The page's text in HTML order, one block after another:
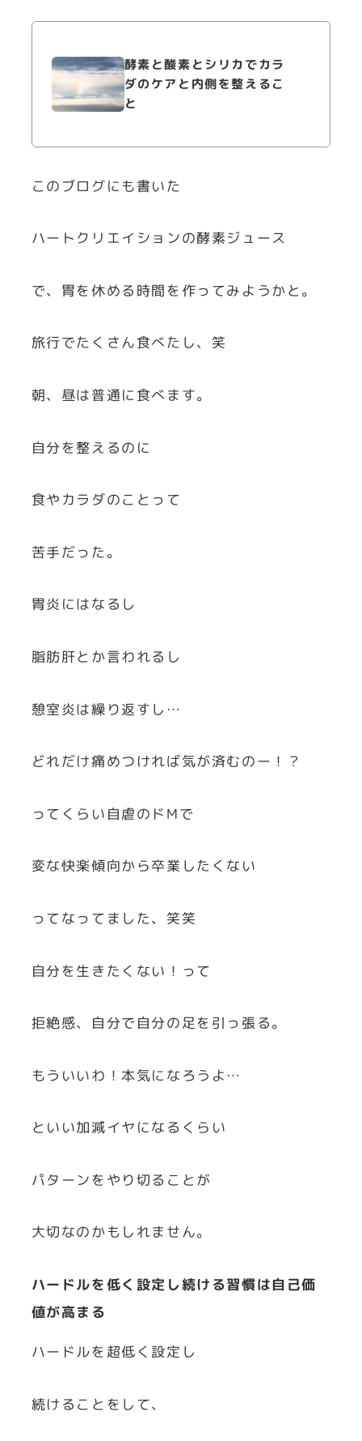
酵素と酸素とシリカでカラ
ダのケアと内側を整えるこ
と
このブログにも書いた
ハートクリエイションの酵素ジュース
で、胃を休める時間を作ってみようかと。
旅行でたくさん食べたし、笑
朝、昼は普通に食べます。
自分を整えるのに
食やカラダのことって
苦手だった。
胃炎にはなるし
脂肪肝とか言われるし
憩室炎は繰り返すし…
どれだけ痛めつければ気が済むのー！？
ってくらい自虐のドMで
変な快楽傾向から卒業したくない
ってなってました、笑笑
自分を生きたくない！って
拒絶感、自分で自分の足を引っ張る。
もういいわ！本気になろうよ…
といい加減イヤになるくらい
パターンをやり切ることが
大切なのかもしれません。
ハードルを低く設定し続ける習慣は自己価
値が高まる
ハードルを超低く設定し
続けることをして、